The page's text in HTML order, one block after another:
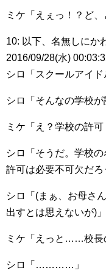
ミケ「えぇっ！？ど
10: 以下、名無しにか
2016/09/28(水)
シロ「スクールアイド
シロ「そんなの学校が
ミケ「え？学校の許可
シロ「そうだ。学校
許可は必要不可欠だろ
シロ「(まぁ、お母さ
出すとは思えないが)」
ミケ「えっと……校長
シロ「…………」